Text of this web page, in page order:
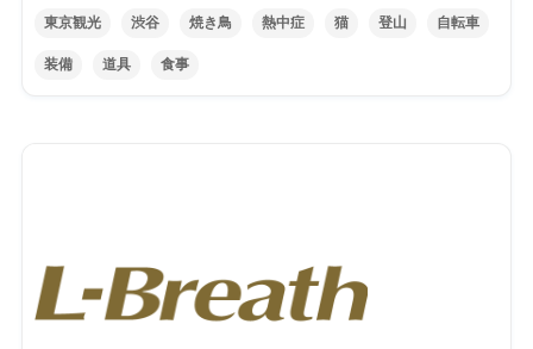
東京観光 渋谷 焼き鳥 熱中症 猫 登山 自転車
装備 道具 食事